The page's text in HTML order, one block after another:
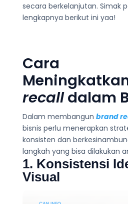
secara berkelanjutan. Simak
lengkapnya berikut ini yaa!
Cara
recalldalam
Dalam membangun brand
bisnis perlu menerapkan
konsisten dan
langkah yang bisa dilakukan
1. Konsistensi
Visual